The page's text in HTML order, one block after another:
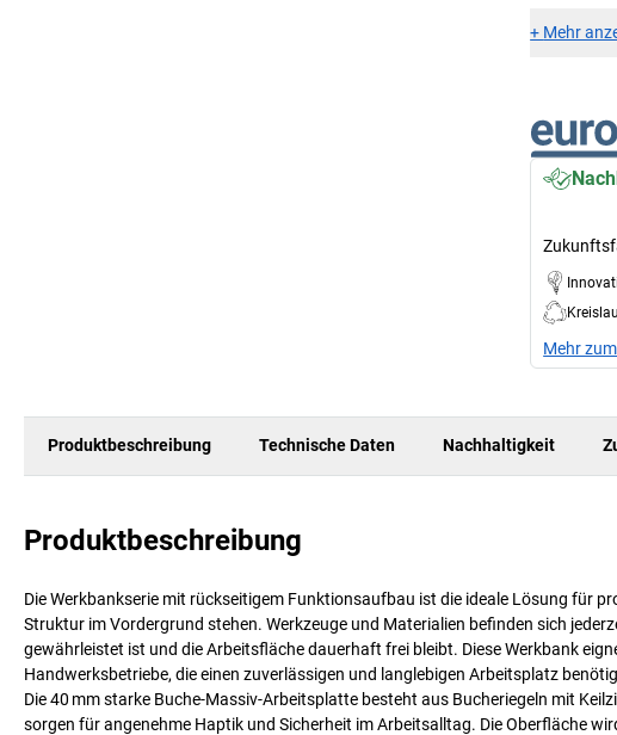
+ Mehr
Mehr
Produktbeschreibung Technische Daten Nachhaltigkeit
Produktbeschreibung
Die Werkbankserie mit rückseitigem Funktionsaufbau ist die ideale Lösung für
Struktur im Vordergrund stehen. Werkzeuge und Materialien befinden sich
gewährleistet ist und die Arbeitsfläche dauerhaft frei bleibt. Diese Werkbank
Handwerksbetriebe, die einen zuverlässigen und langlebigen Arbeitsplatz
Die 40 mm starke Buche-Massiv-Arbeitsplatte besteht aus Bucheriegeln mit
sorgen für angenehme Haptik und Sicherheit im Arbeitsalltag. Die Oberfläche